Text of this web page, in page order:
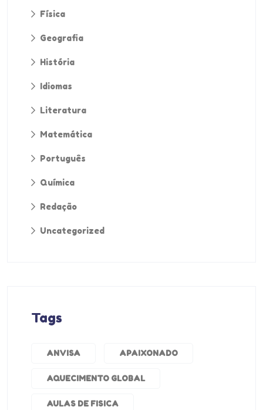
Física
Geografia
História
Idiomas
Literatura
Matemática
Português
Química
Redação
Uncategorized
Tags
ANVISA APAIXONADO
AQUECIMENTO GLOBAL
AULAS DE FISICA